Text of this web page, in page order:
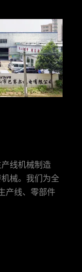
线机械制造
机械。我们为全
产线、零部件